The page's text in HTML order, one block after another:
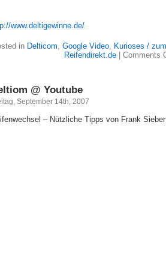
www.deltigewinne.de/
in Delticom, Google Video, Kurioses /
Reifendirekt.de| Comments
@ Youtube
September 14th, 2007
– Nützliche Tipps von Frank